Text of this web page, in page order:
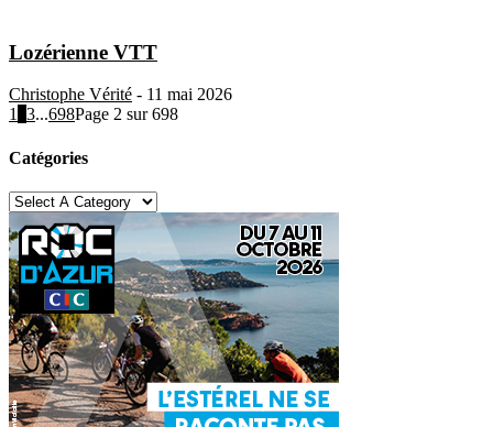
Lozérienne VTT
Christophe Vérité - 11 mai 2026
1
3...698Page 2 sur 698
Catégories